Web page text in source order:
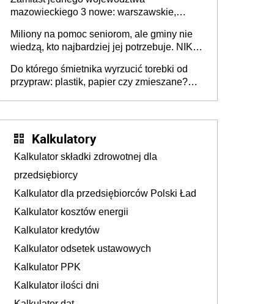
mazowieckiego 3 nowe: warszawskie,
Europie nie ma tak dużych jednostek
stołecznych
Miliony na pomoc seniorom, ale gminy nie
wiedzą, kto najbardziej jej potrzebuje. NIK
Do którego śmietnika wyrzucić torebki od
przypraw: plastik, papier czy zmieszane?
Kalkulatory
Kalkulator składki zdrowotnej dla
przedsiębiorcy
Kalkulator dla przedsiębiorców Polski Ład
Kalkulator kosztów energii
Kalkulator kredytów
Kalkulator odsetek ustawowych
Kalkulator PPK
Kalkulator ilości dni